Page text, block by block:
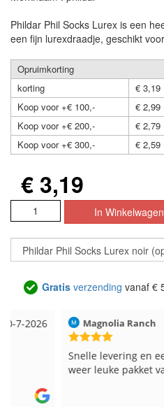
Phildar Phil Socks Lurex is een
een fijn lurexdraadje, geschikt
Opruimkorting
korting
€ 3,19
Koop voor +€ 100,-
€ 2,99
Koop voor +€ 200,-
€ 2,79
Koop voor +€ 300,-
€ 2,59
€ 3,19
Gratis verzending vanaf €
Magnolia Ranch
Snelle levering en een keurig
weer leuke pakket van